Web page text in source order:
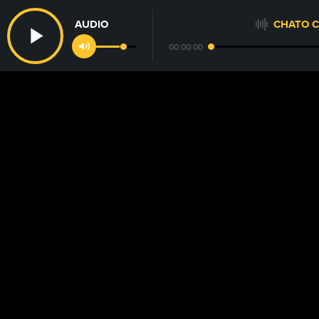
AUDIO CHATO
00:00:00